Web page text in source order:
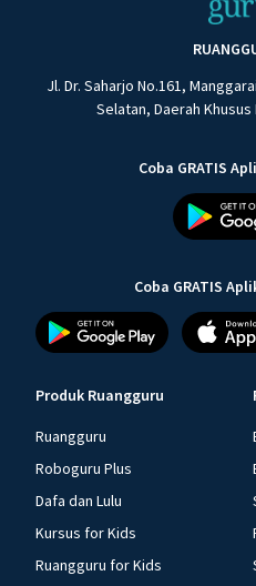
Jl. Dr. Saharjo No.161,
Selatan, Daerah
Coba GRATIS
Coba GRATIS
Produk Ruangguru
Ruangguru
Roboguru Plus
Dafa dan Lulu
Kursus for Kids
Ruangguru for Kids